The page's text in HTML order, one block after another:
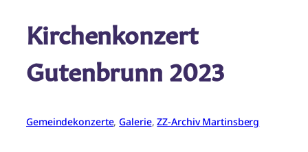
Kirchenkonzert
Gutenbrunn 2023
Gemeindekonzerte, Galerie, ZZ-Archiv Martinsberg